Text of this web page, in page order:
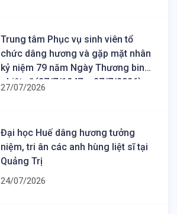
Trung tâm Phục vụ sinh viên tổ
chức dâng hương và gặp mặt nhân
kỷ niệm 79 năm Ngày Thương binh
- Liệt sĩ (27/7/1947 – 27/7/2026)
27/07/2026
Đại học Huế dâng hương tưởng
niệm, tri ân các anh hùng liệt sĩ tại
Quảng Trị
24/07/2026